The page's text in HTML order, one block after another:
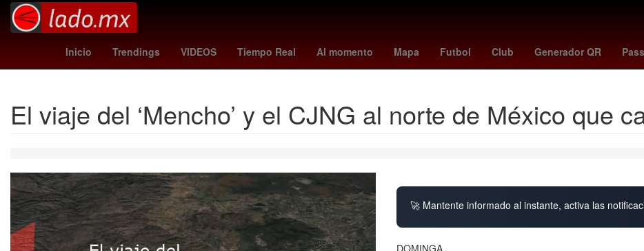
Inicio Trendings VIDEOS Tiempo Real Al momento Mapa Futbol Club Generador QR
juarez fc Juegos Centroamericanos y del Caribe San Salvador 2023 costco torreon unión - lanús regreso a clases 2025
El viaje del ‘Mencho’ y el CJNG al norte de México que
🚀 Mantente informado al instante, activa las
DOMINGA.